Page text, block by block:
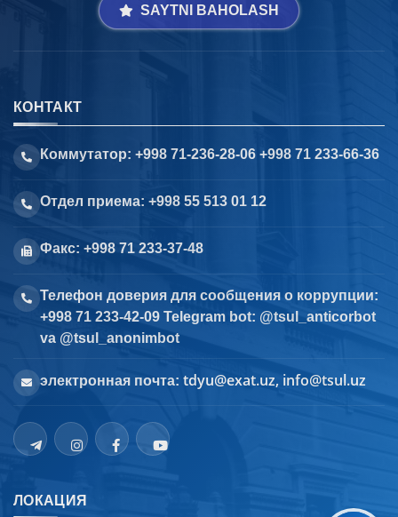
SAYTNI BAHOLASH
КОНТАКТ
Коммутатор: +998 71-236-28-06 +998 71 233-66-36
Отдел приема: +998 55 513 01 12
Факс: +998 71 233-37-48
Телефон доверия для сообщения о коррупции:
+998 71 233-42-09 Telegram bot: @tsul_anticorbot
va @tsul_anonimbot
электронная почта: tdyu@exat.uz, info@tsul.uz
ЛОКАЦИЯ